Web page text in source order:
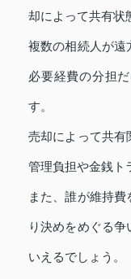
却によって共有状
複数の相続人が遠
必要経費の分担
す。
売却によって共有
管理負担や金銭ト
また、誰が維持
り決めをめぐる
いえるでしょう。